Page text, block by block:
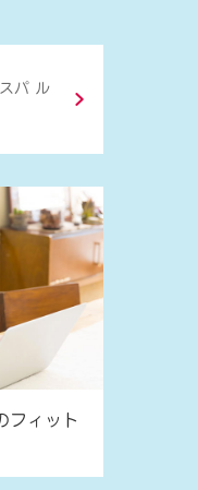
パ ル
フィット